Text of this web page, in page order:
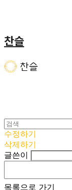
찬슬
수정하기
삭제하기
글쓴이
목록으로 가기